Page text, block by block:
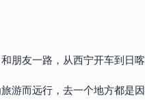
朋友一路，从西宁开车到日喀
游而远行，去一个地方都是